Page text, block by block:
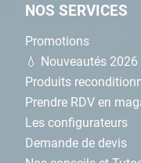
NOS SERVICES
Promotions
💧 Nouveautés 2026
Produits
Prendre RDV en
Les configurateurs
Demande de devis